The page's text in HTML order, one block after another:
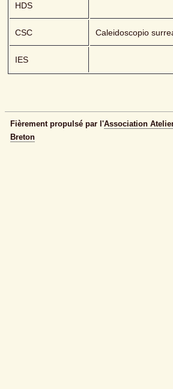
HDS
CSC Caleidoscopio
IES
Fièrement propulsé par l'Association
Breton